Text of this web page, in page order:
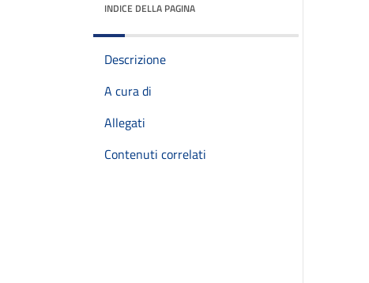
INDICE DELLA PAGINA
Descrizione
A cura di
Allegati
Contenuti correlati